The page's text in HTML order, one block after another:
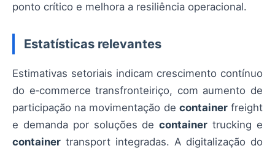
ponto crítico e melhora a resiliência operacional.
Estatísticas relevantes
Estimativas setoriais indicam crescimento contínuo
do e‑commerce transfronteiriço, com aumento de
participação na movimentação de containerfreight
e demanda por soluções decontainer trucking e
container transport integradas. A digitalização do